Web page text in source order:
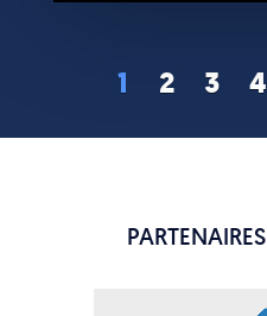
1 2 3 4
PARTENAIRES